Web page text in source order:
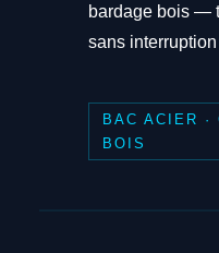
bardage bois —
sans
BAC ACIER ·
BOIS